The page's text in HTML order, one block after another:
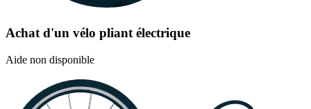
Achat d'un vélo pliant électrique
Aide non disponible